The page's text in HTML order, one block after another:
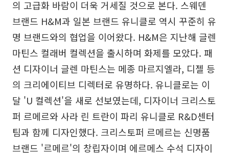
의 고급화 바람이 더욱 거세질 것으로 본다. 스웨덴
브랜드 H&M과 일본 브랜드 유니클로 역시 꾸준히 유
명 브랜드와의 협업을 이어왔다. H&M은 지난해 글렌
마틴스 컬래버 컬렉션을 출시하며 화제를 모았다. 패
션 디자이너 글렌 마틴스는 메종 마르지엘라, 디젤 등
의 크리에이티브 디렉터로 유명하다. 유니클로는 이
달 'U 컬렉션'을 새로 선보였는데, 디자이너 크리스토
퍼 르메르와 사라 린 트란이 파리 유니클로 R&D센터
팀과 함께 디자인했다. 크리스토퍼 르메르는 신명품
브랜드 '르메르'의 창립자이며 에르메스 수석 디자이